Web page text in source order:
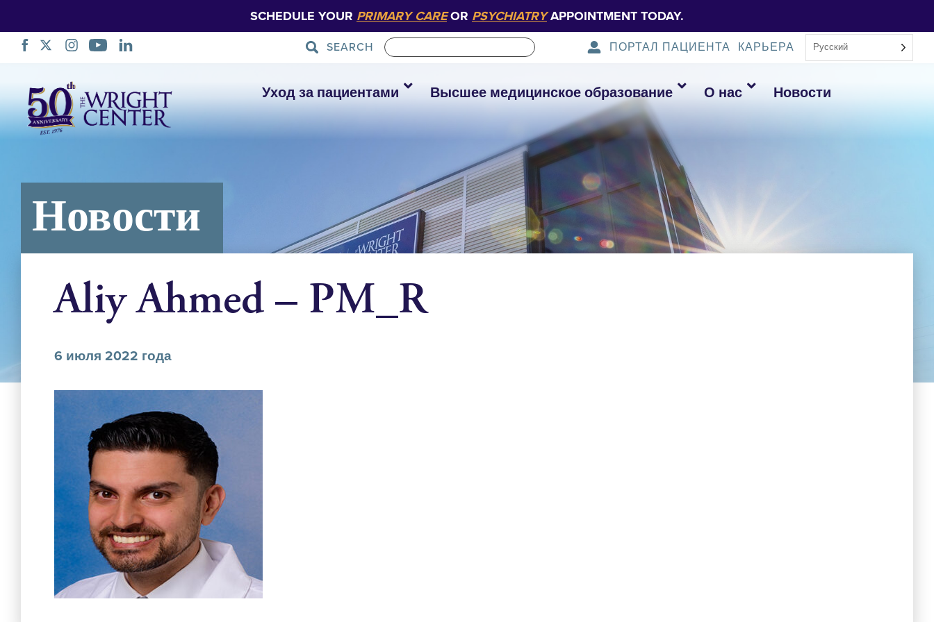
SCHEDULE YOUR PRIMARY CAREOR PSYCHIATRYAPPOINTMENT TODAY.
SEARCH ПОРТАЛ ПАЦИЕНТА КАРЬЕРА Русский
Пропустить
навигацию
Уход за пациентами Высшее медицинское образование О нас Новости
Новости
Aliy Ahmed – PM_R
6 июля 2022 года